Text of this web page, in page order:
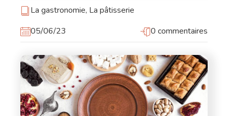
La gastronomie, La pâtisserie
05/06/23
0 commentaires